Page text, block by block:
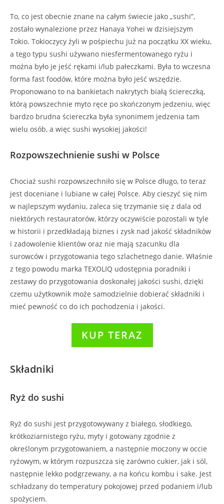
To, co jest obecnie znane na całym świecie jako „sushi”,
zostało wynalezione przez Hanaya Yohei w dzisiejszym
Tokio. Tokioczycy żyli w pośpiechu już na początku XX wieku,
a tego typu sushi używano niesfermentowanego ryżu i
można było je jeść rękami i/lub pałeczkami. Była to wczesna
forma fast foodów, które można było jeść wszędzie.
Proponowano to na bankietach nakrytych białą ściereczką,
którą powszechnie myto ręce po skończonym jedzeniu, więc
bardzo brudna ściereczka była synonimem jedzenia tam
wielu osób, a więc sushi wysokiej jakości!
Rozpowszechnienie sushi w Polsce
Chociaż sushi rozpowszechniło się w Polsce długo, to teraz
jest doceniane i lubiane w całej Polsce. Aby cieszyć się nim
w najlepszym wydaniu, zaleca się trzymanie się z dala od
niektórych restauratorów, którzy oczywiście pozostali w tyle
w historii i przedkładają biznes i zysk nad jakość składników
i zadowolenie klientów oraz nie mają szacunku dla
surowców i przygotowania tego szlachetnego danie. Właśnie
z tego powodu marka TEXOLIQ udostępnia poradniki i
zestawy do przygotowania doskonałej jakości sushi, dzięki
czemu użytkownik może samodzielnie dobierać składniki i
mieć pewność co do ich pochodzenia i jakości.
KUP TERAZ
Składniki
Ryż do sushi
Ryż do sushi jest przygotowywany z białego, słodkiego,
krótkoziarnistego ryżu, myty i gotowany zgodnie z
określonym przygotowaniem, a następnie moczony w occie
ryżowym, w którym rozpuszcza się zarówno cukier, jak i sól,
następnie lekko podgrzewany, a na końcu kombu i sake. Jest
schładzany do temperatury pokojowej przed podaniem i/lub
spożyciem.